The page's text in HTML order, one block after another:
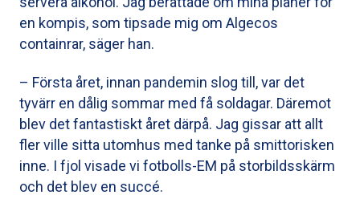
en kompis, som tipsade mig om Algecos
containrar, säger han.
– Första året, innan pandemin slog till, var det
tyvärr en dålig sommar med få soldagar. Däremot
blev det fantastiskt året därpå. Jag gissar att allt
fler ville sitta utomhus med tanke på smittorisken
inne. I fjol visade vi fotbolls-EM på storbildsskärm
och det blev en succé.